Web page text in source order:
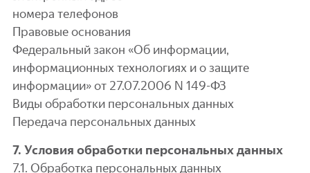
номера телефонов
Правовые основания
Федеральный закон «Об информации,
информационных технологиях и о защите
информации» от 27.07.2006 N 149-ФЗ
Виды обработки персональных данных
Передача персональных данных
7. Условия обработки персональных данных
7.1. Обработка персональных данных